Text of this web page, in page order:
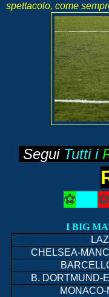
spettacolo, come
Segui Tutti i
⚽ ⚽
I BIG
CHELSEA-
B. DORTMUND-